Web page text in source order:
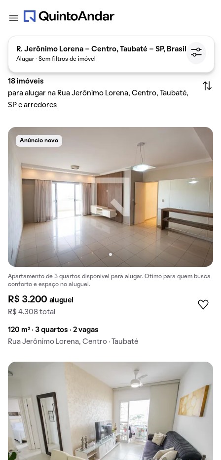
R. Jerônimo Lorena - Centro, Taubaté - SP, Brasil
Alugar · Sem filtros de imóvel
18 imóveis
para alugar na Rua Jerônimo Lorena, Centro, Taubaté,
SP e arredores
Anúncio novo
Apartamento de 3 quartos disponível para alugar. Ótimo para quem busca
conforto e espaço no aluguel.
R$ 3.200 aluguel
R$ 4.308 total
120 m² · 3 quartos · 2 vagas
Rua Jerônimo Lorena, Centro · Taubaté